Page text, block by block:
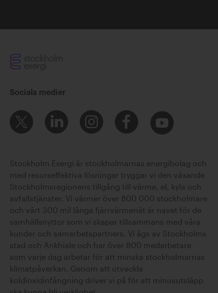
Sociala medier
Stockholm Exergi är stockholmarnas energibolag och
med resurseffektiva lösningar tryggar vi den växande
Stockholmsregionens tillgång till värme, el, kyla och
avfallstjänster. Vi värmer över 800 000 stockholmare
och vårt 300 mil långa fjärrvärmenät är navet för de
samhällsnyttor som vi skapar tillsammans med våra
kunder och samarbetspartners. Vi ägs av Stockholms
stad och Ankhiale och har över 800 medarbetare
som varje dag arbetar för att minska stockholmarnas
klimatpåverkan. Genom att utveckla
koldioxidinfångning driver vi på för att minusutsläpp